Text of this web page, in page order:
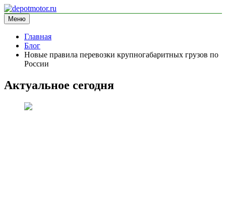
Перейти
к
содержимому
depotmotor.ru
информационный сайт
Меню
Главная
Блог
Новые правила перевозки крупногабаритных грузов по
России
Актуальное сегодня